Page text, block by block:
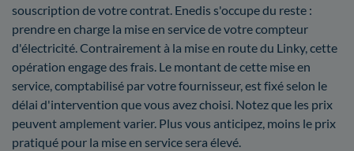
souscription de votre contrat. Enedis s'occupe du reste :
prendre en charge la mise en service de votre compteur
d'électricité. Contrairement à la mise en route du Linky, cette
opération engage des frais. Le montant de cette mise en
service, comptabilisé par votre fournisseur, est fixé selon le
délai d'intervention que vous avez choisi. Notez que les prix
peuvent amplement varier. Plus vous anticipez, moins le prix
pratiqué pour la mise en service sera élevé.